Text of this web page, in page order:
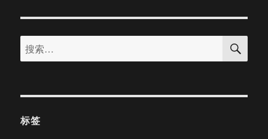
级、
务
级、
搜
索：
搜
标签